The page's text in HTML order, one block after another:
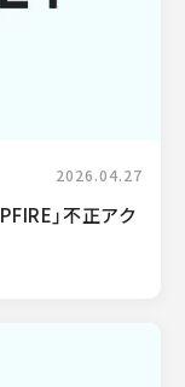
2026.04.27
」不正アク